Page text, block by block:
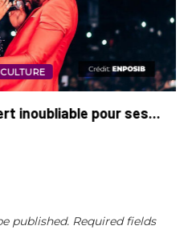
inoubliable pour ses...
published. Required fields